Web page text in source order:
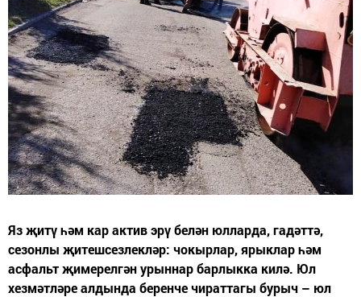
Яз җитү һәм кар актив эрү белән юлларда, гадәттә,
сезонлы җитешсезлекләр: чокырлар, ярыклар һәм
асфальт җимерелгән урыннар барлыкка килә. Юл
хезмәтләре алдында беренче чираттагы бурыч – юл